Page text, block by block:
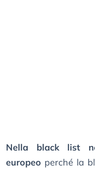
Nella black list
europeo perché la